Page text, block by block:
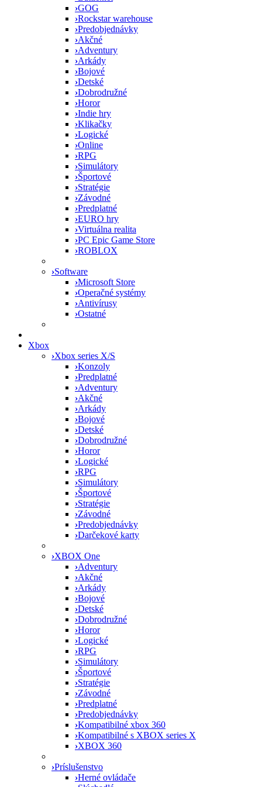
›GOG
›Rockstar warehouse
›Predobjednávky
›Akčné
›Adventury
›Arkády
›Bojové
›Detské
›Dobrodružné
›Horor
›Indie hry
›Klikačky
›Logické
›Online
›RPG
›Simulátory
›Športové
›Stratégie
›Závodné
›Predplatné
›EURO hry
›Virtuálna realita
›PC Epic Game Store
›ROBLOX
›Software
›Microsoft Store
›Operačné systémy
›Antivírusy
›Ostatné
Xbox
›Xbox series X/S
›Konzoly
›Predplatné
›Adventury
›Akčné
›Arkády
›Bojové
›Detské
›Dobrodružné
›Horor
›Logické
›RPG
›Simulátory
›Športové
›Stratégie
›Závodné
›Predobjednávky
›Darčekové karty
›XBOX One
›Adventury
›Akčné
›Arkády
›Bojové
›Detské
›Dobrodružné
›Horor
›Logické
›RPG
›Simulátory
›Športové
›Stratégie
›Závodné
›Predplatné
›Predobjednávky
›Kompatibilné xbox 360
›Kompatibilné s XBOX series X
›XBOX 360
›Príslušenstvo
›Herné ovládače